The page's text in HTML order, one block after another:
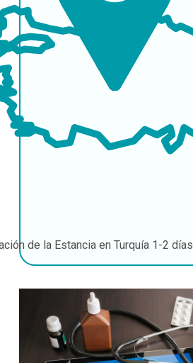
de la Estancia en Turquía 1-2 días